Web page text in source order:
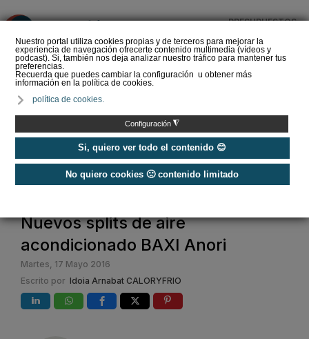
Nuestro portal utiliza cookies propias y de terceros para mejorar la
experiencia de navegación ofrecerte contenido multimedia (vídeos y
podcast). Si, también nos deja analizar nuestro tráfico para mantener tus
preferencias.
Recuerda que puedes cambiar la configuración u obtener más
información en la política de cookies.
política de cookies.
Configuración ◮
Si, quiero ver todo el contenido 😊
No quiero cookies 🙁 contenido limitado
PRESUPUESTOS
acondicionado de forma
sencilla en 2026
Nuevos splits de aire
acondicionado BAXI Anori
Martes, 17 Mayo 2016
Escrito por Idoia Arnabat CALORYFRIO